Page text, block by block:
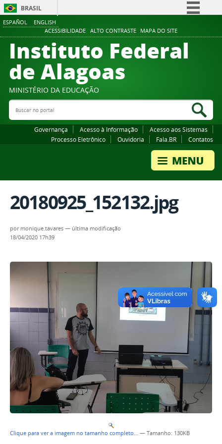
ESPAÑOL ENGLISH
ACESSIBILIDADE ALTO CONTRASTE MAPA DO SITE
BRASIL
Comunica BR
Participe
Canais
Instituto Federal
de Alagoas
MINISTÉRIO DA EDUCAÇÃO
Buscar no portal
Governança Acesso à Informação
Acesso aos Sistemas
Processo Eletrônico
Ouvidoria Fala.BR Contatos
20180925_152132.jpg
por monique.tavares — última modificação
18/04/2020 17h39
Clique para ver a imagem no tamanho completo… — Tamanho: 130KB